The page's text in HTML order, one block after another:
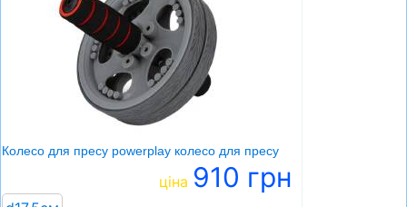
Колесо для пресу powerplay колесо для пресу
ціна 910 грн